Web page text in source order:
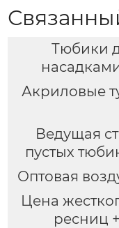
Тюбики
Акриловые
Ведущая
пустых
Оптовая
Цена
ресниц